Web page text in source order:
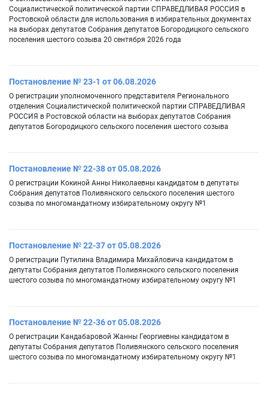
Социалистической политической партии СПРАВЕДЛИВАЯ РОССИЯ в
Ростовской области для использования в избирательных документах
на выборах депутатов Собрания депутатов Богородицкого сельского
поселения шестого созыва 20 сентября 2026 года
Постановление № 23-1 от 06.08.2026
О регистрации уполномоченного представителя Регионального
отделения Социалистической политической партии СПРАВЕДЛИВАЯ
РОССИЯ в Ростовской области на выборах депутатов Собрания
депутатов Богородицкого сельского поселения шестого созыва
Постановление № 22-38 от 05.08.2026
О регистрации Кокиной Анны Николаевны кандидатом в депутаты
Собрания депутатов Поливянского сельского поселения шестого
созыва по многомандатному избирательному округу №1
Постановление № 22-37 от 05.08.2026
О регистрации Путилина Владимира Михайловича кандидатом в
депутаты Собрания депутатов Поливянского сельского поселения
шестого созыва по многомандатному избирательному округу №1
Постановление № 22-36 от 05.08.2026
О регистрации Кандабаровой Жанны Георгиевны кандидатом в
депутаты Собрания депутатов Поливянского сельского поселения
шестого созыва по многомандатному избирательному округу №1